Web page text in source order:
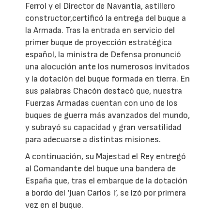
Ferrol y el Director de Navantia, astillero
constructor,certificó la entrega del buque a
la Armada. Tras la entrada en servicio del
primer buque de proyección estratégica
español, la ministra de Defensa pronunció
una alocución ante los numerosos invitados
y la dotación del buque formada en tierra. En
sus palabras Chacón destacó que, nuestra
Fuerzas Armadas cuentan con uno de los
buques de guerra más avanzados del mundo,
y subrayó su capacidad y gran versatilidad
para adecuarse a distintas misiones.
A continuación, su Majestad el Rey entregó
al Comandante del buque una bandera de
España que, tras el embarque de la dotación
a bordo del ‘Juan Carlos I’, se izó por primera
vez en el buque.